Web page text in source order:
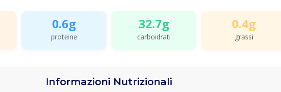
0.6g
proteine
32.7g
carboidrati
0.4g
grassi
Informazioni Nutrizionali